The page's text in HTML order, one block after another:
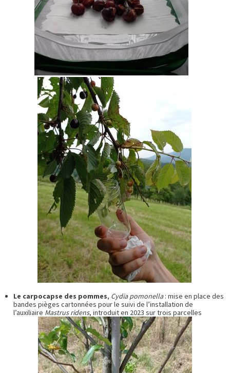
Le carpocapse des pommes, Cydia pomonella: mise en place des
bandes pièges cartonnées pour le suivi de l’installation de
l’auxiliaire Mastrus ridens, introduit en 2023 sur trois parcelles